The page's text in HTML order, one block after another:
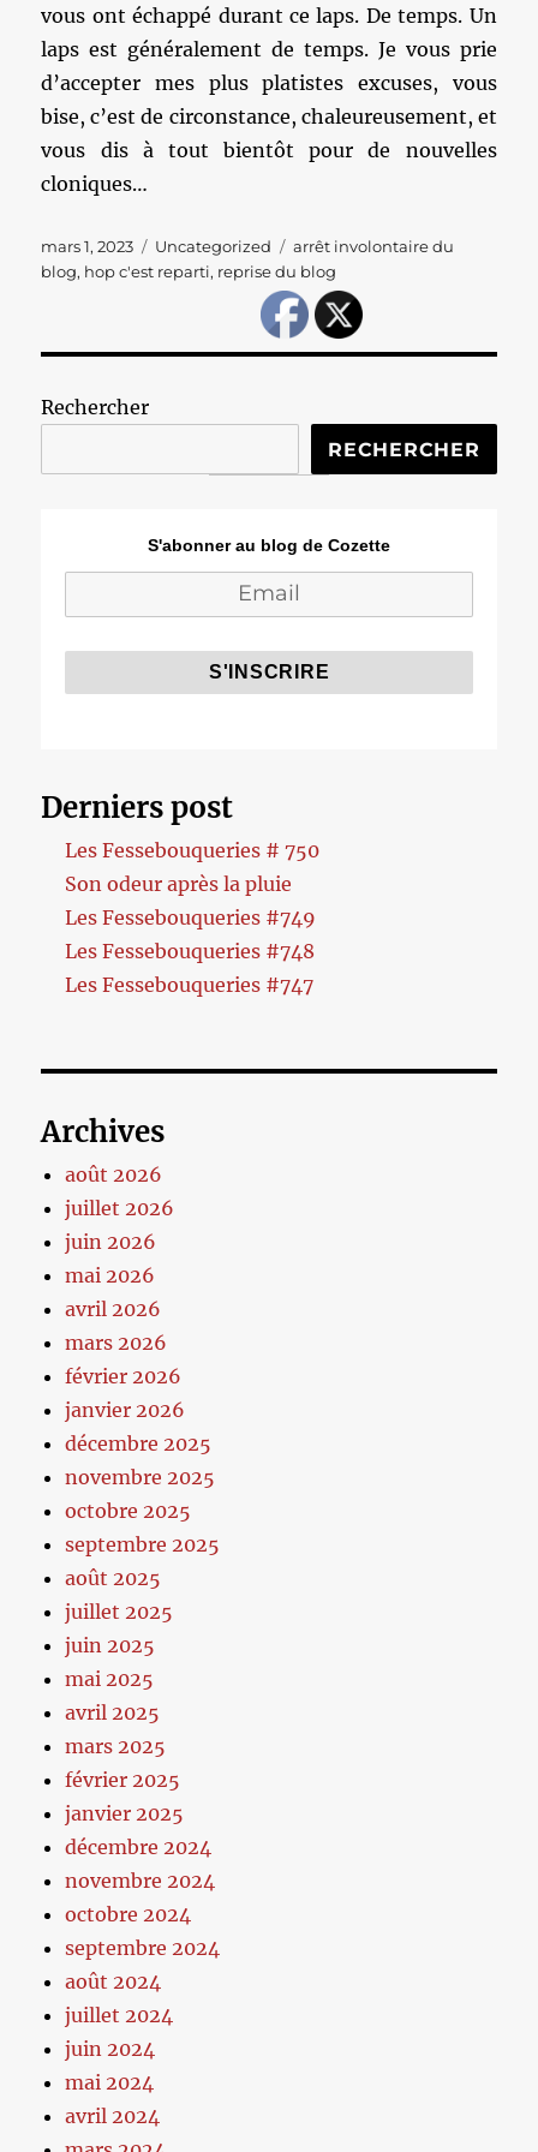
vous ont échappé durant ce laps. De temps. Un
laps est généralement de temps. Je vous prie
d’accepter mes plus platistes excuses, vous
bise, c’est de circonstance, chaleureusement, et
vous dis à tout bientôt pour de nouvelles
cloniques…
Publié
le
mars 1, 2023 Catégories
Uncategorized Étiquettes
arrêt involontaire du
blog, hop c'est reparti, reprise du blog
Rechercher
RECHERCHER
S'abonner au blog de Cozette
Derniers post
Les Fessebouqueries # 750
Son odeur après la pluie
Les Fessebouqueries #749
Les Fessebouqueries #748
Les Fessebouqueries #747
Archives
août 2026
juillet 2026
juin 2026
mai 2026
avril 2026
mars 2026
février 2026
janvier 2026
décembre 2025
novembre 2025
octobre 2025
septembre 2025
août 2025
juillet 2025
juin 2025
mai 2025
avril 2025
mars 2025
février 2025
janvier 2025
décembre 2024
novembre 2024
octobre 2024
septembre 2024
août 2024
juillet 2024
juin 2024
mai 2024
avril 2024